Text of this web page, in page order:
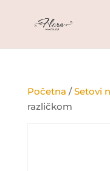
Početna /Setovi
različkom